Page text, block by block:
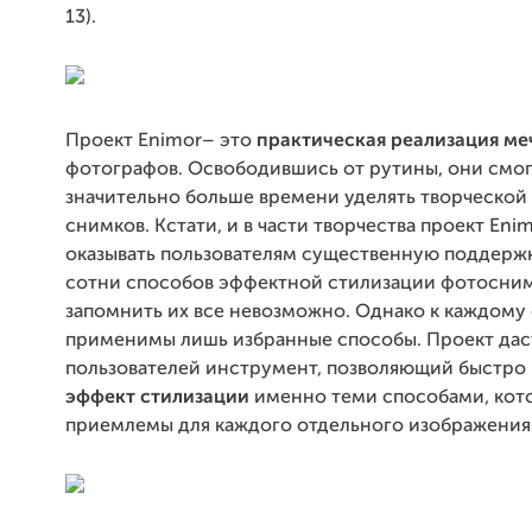
13).
Проект Enimor– это практическая реализация
фотографов. Освободившись от рутины, они
значительно больше времени уделять творческой
снимков. Кстати, и в части творчества проект
оказывать пользователям существенную
сотни способов эффектной стилизации
запомнить их все невозможно. Однако к
применимы лишь избранные способы. Проект
пользователей инструмент, позволяющий быстро
эффект стилизации именно теми способами,
приемлемы для каждого отдельного